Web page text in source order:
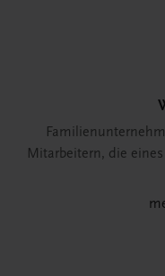
Mitarbeitern, die